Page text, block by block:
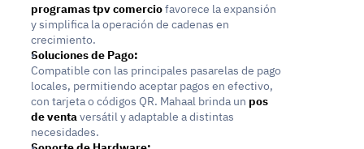
programas tpv comercio favorece la expansión
y simplifica la operación de cadenas en
crecimiento.
Soluciones de Pago:
Compatible con las principales pasarelas de pago
locales, permitiendo aceptar pagos en efectivo,
con tarjeta o códigos QR. Mahaal brinda un pos
de venta versátil y adaptable a distintas
necesidades.